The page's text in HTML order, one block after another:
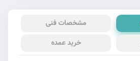
مشخصات فنی
خرید عمده